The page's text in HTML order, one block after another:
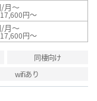
月～
円～
月～
円～
同棲向け
wifiあり